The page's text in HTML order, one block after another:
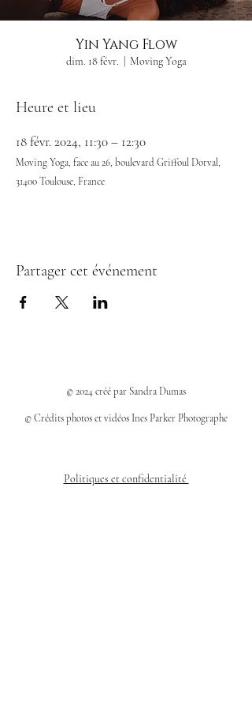
Yin Yang Flow
dim. 18 févr. Moving Yoga
Heure et lieu
18 févr. 2024, 11:30 – 12:30
Moving Yoga, face au 26, boulevard Griffoul Dorval,
31400 Toulouse, France
Partager cet événement
© 2024 créé par Sandra Dumas
© Crédits photos et vidéos Ines Parker Photographe
Politiques et confidentialité